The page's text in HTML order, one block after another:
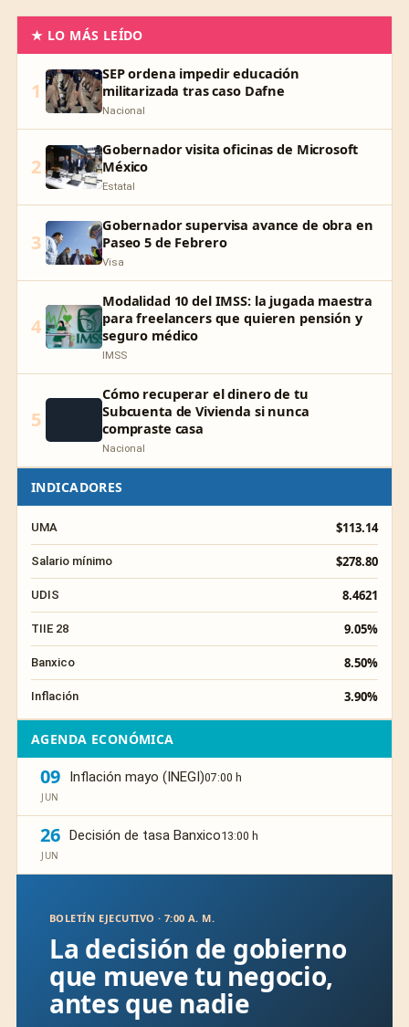
★ LO MÁS LEÍDO
1
SEP ordena impedir educación
militarizada tras caso Dafne
Nacional
2
Gobernador visita oficinas de Microsoft
México
Estatal
3
Gobernador supervisa avance de obra en
Paseo 5 de Febrero
Visa
4
Modalidad 10 del IMSS: la jugada maestra
para freelancers que quieren pensión y
seguro médico
IMSS
5
Cómo recuperar el dinero de tu
Subcuenta de Vivienda si nunca
compraste casa
Nacional
INDICADORES
UMA $113.14
Salario mínimo $278.80
UDIS 8.4621
TIIE 28 9.05%
Banxico 8.50%
Inflación 3.90%
AGENDA ECONÓMICA
09
JUN
Inflación mayo (INEGI)07:00 h
26
JUN
Decisión de tasa Banxico13:00 h
BOLETÍN EJECUTIVO · 7:00 A. M.
La decisión de gobierno
que mueve tu negocio,
antes que nadie